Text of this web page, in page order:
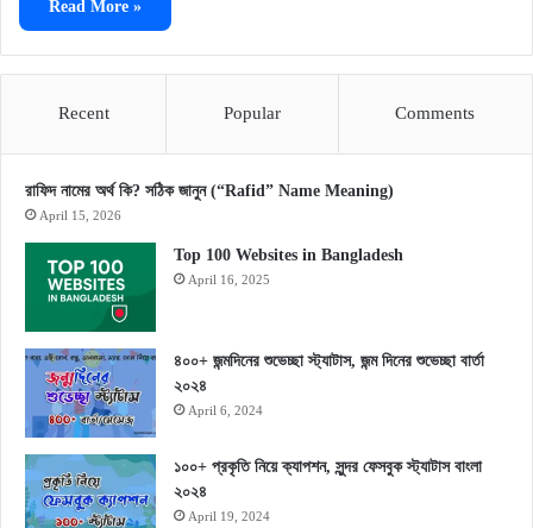
Read More »
Recent Popular Comments
রাফিদ নামের অর্থ কি? সঠিক জানুন (“Rafid” Name Meaning)
April 15, 2026
Top 100 Websites in Bangladesh
April 16, 2025
৪০০+ জন্মদিনের শুভেচ্ছা স্ট্যাটাস, জন্ম দিনের শুভেচ্ছা বার্তা
২০২৪
April 6, 2024
১০০+ প্রকৃতি নিয়ে ক্যাপশন, সুন্দর ফেসবুক স্ট্যাটাস বাংলা
২০২৪
April 19, 2024